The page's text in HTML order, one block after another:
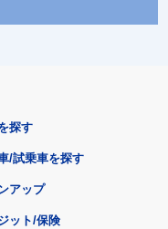
探す
/試乗車を探す
アップ
ット/保険